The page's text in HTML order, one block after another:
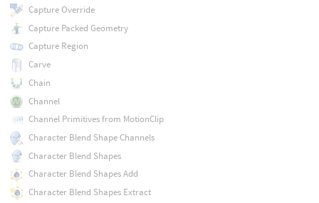
Capture Override
Capture Packed Geometry
Capture Region
Carve
Chain
Channel
Channel Primitives from MotionClip
Character Blend Shape Channels
Character Blend Shapes
Character Blend Shapes Add
Character Blend Shapes Extract